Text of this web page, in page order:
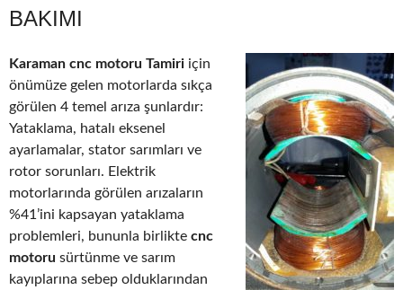
BAKIMI
Karaman cnc motoru Tamiri için
önümüze gelen motorlarda sıkça
görülen 4 temel arıza şunlardır:
Yataklama, hatalı eksenel
ayarlamalar, stator sarımları ve
rotor sorunları. Elektrik
motorlarında görülen arızaların
%41’ini kapsayan yataklama
problemleri, bununla birlikte cnc
motoru sürtünme ve sarım
kayıplarına sebep olduklarından